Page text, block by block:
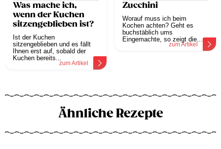
Was mache ich,
wenn der Kuchen
sitzengeblieben ist?
Ist der Kuchen
sitzengeblieben und es fällt
Ihnen erst auf, sobald der
Kuchen bereits...
zum Artikel
Zucchini
Worauf muss ich beim
Kochen achten? Geht es
buchstäblich ums
Eingemachte, so zeigt die...
zum Artikel
Ähnliche Rezepte